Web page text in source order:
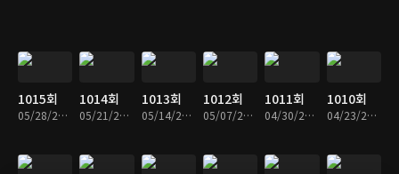
1015회
05/28/2026 • 57분
1014회
05/21/2026 • 57분
1013회
05/14/2026 • 58분
1012회
05/07/2026 • 57분
1011회
04/30/2026 • 58분
1010회
04/23/2026 • 57분